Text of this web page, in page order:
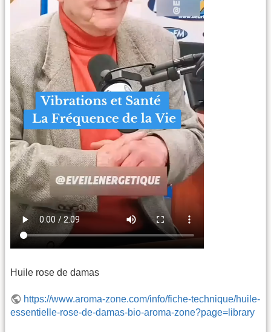
Huile rose de damas
https://www.aroma-zone.com/info/fiche-technique/huile-
essentielle-rose-de-damas-bio-aroma-zone?page=library